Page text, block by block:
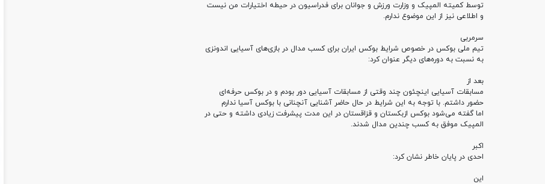
توسط کمیته المپیک و وزارت ورزش و جوانان برای فدراسیون در حیطه اختیارات من نیست
و اطلاعی نیز از این موضوع ندارم.
سرمربی
تیم ملی بوکس در خصوص شرایط بوکس ایران برای کسب مدال در بازی‌های آسیایی اندونزی
به نسبت به دوره‌های دیگر عنوان کرد:
بعد از
مسابقات آسیایی اینچئون چند وقتی از مسابقات آسیایی دور بودم و در بوکس حرفه‌ای
حضور داشتم. با توجه به این شرایط در حال حاضر آشنایی آنچنانی با بوکس آسیا ندارم
اما گفته می‌شود بوکس ازبکستان و قزاقستان در این مدت پیشرفت زیادی داشته و حتی در
المپیک موفق به کسب چندین مدال شدند.
اکبر
احدی در پایان خاطر نشان کرد:
این